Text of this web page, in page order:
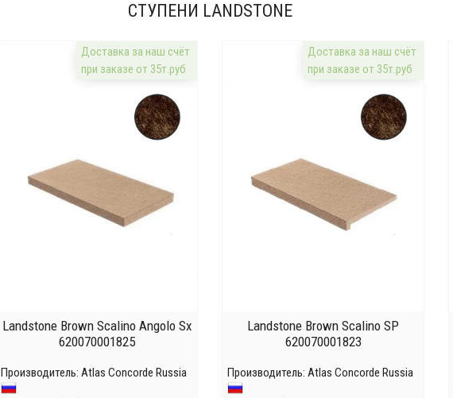
СТУПЕНИ LANDSTONE
Доставка за наш счёт
при заказе от 35т.руб
Landstone Brown Scalino Angolo Sx
620070001825
Производитель: Atlas Concorde Russia
Доставка за наш счёт
при заказе от 35т.руб
Landstone Brown Scalino SP
620070001823
Производитель: Atlas Concorde Russia